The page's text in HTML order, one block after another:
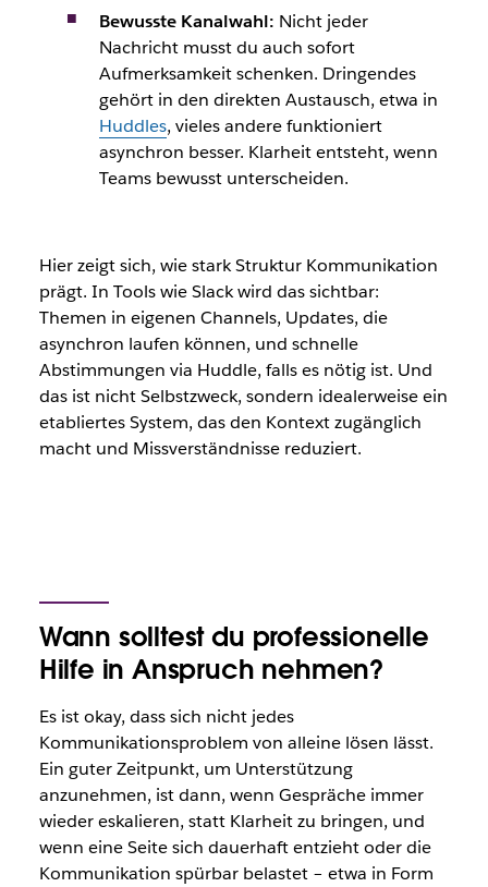
Bewusste Kanalwahl: Nicht jeder
Nachricht musst du auch sofort
Aufmerksamkeit schenken. Dringendes
gehört in den direkten Austausch, etwa in
Huddles, vieles andere funktioniert
asynchron besser. Klarheit entsteht, wenn
Teams bewusst unterscheiden.
Hier zeigt sich, wie stark Struktur Kommunikation
prägt. In Tools wie Slack wird das sichtbar:
Themen in eigenen Channels, Updates, die
asynchron laufen können, und schnelle
Abstimmungen via Huddle, falls es nötig ist. Und
das ist nicht Selbstzweck, sondern idealerweise ein
etabliertes System, das den Kontext zugänglich
macht und Missverständnisse reduziert.
Wann solltest du professionelle
Hilfe in Anspruch nehmen?
Es ist okay, dass sich nicht jedes
Kommunikationsproblem von alleine lösen lässt.
Ein guter Zeitpunkt, um Unterstützung
anzunehmen, ist dann, wenn Gespräche immer
wieder eskalieren, statt Klarheit zu bringen, und
wenn eine Seite sich dauerhaft entzieht oder die
Kommunikation spürbar belastet – etwa in Form